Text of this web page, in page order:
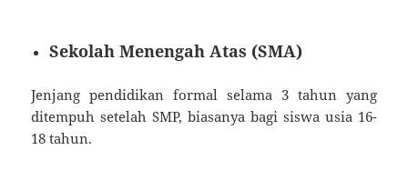
Sekolah Menengah Atas (SMA)
Jenjang pendidikan formal selama 3 tahun yang
ditempuh setelah SMP, biasanya bagi siswa usia 16-
18 tahun.